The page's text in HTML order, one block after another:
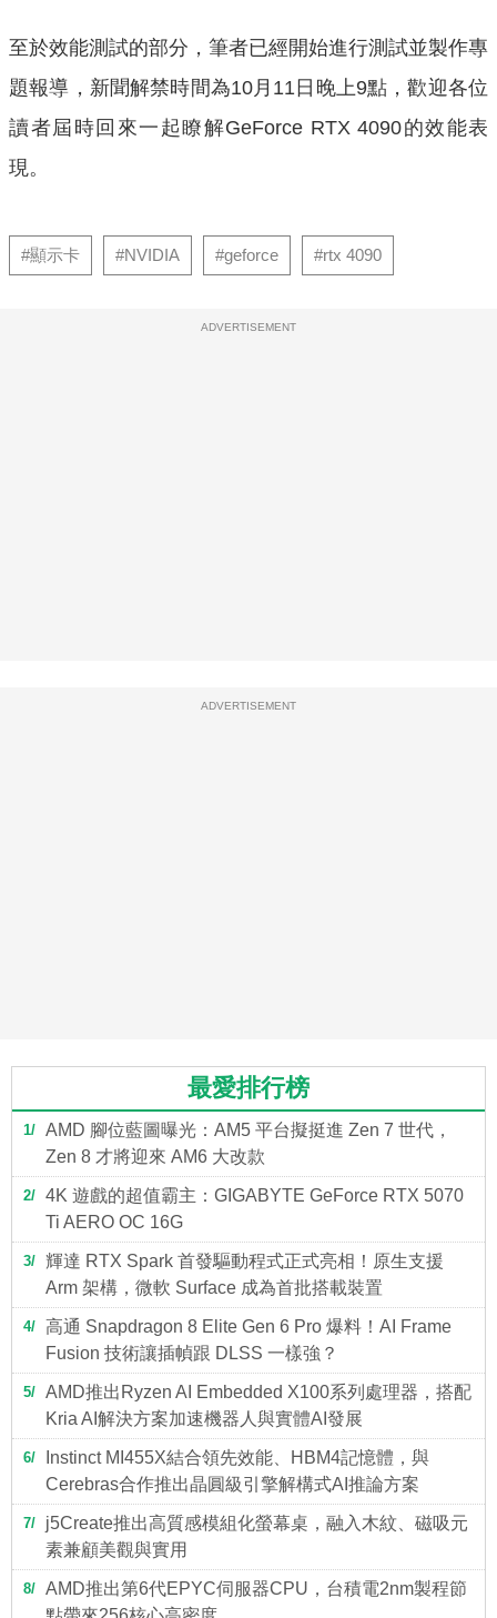
至於效能測試的部分，筆者已經開始進行測試並製作專
題報導，新聞解禁時間為10月11日晚上9點，歡迎各位
讀者屆時回來一起瞭解GeForce RTX 4090的效能表
現。
#顯示卡 #NVIDIA #geforce #rtx 4090
ADVERTISEMENT
ADVERTISEMENT
最愛排行榜
1
AMD 腳位藍圖曝光：AM5 平台擬挺進 Zen 7 世代，
Zen 8 才將迎來 AM6 大改款
2
4K 遊戲的超值霸主：GIGABYTE GeForce RTX 5070
Ti AERO OC 16G
3
輝達 RTX Spark 首發驅動程式正式亮相！原生支援
Arm 架構，微軟 Surface 成為首批搭載裝置
4
高通 Snapdragon 8 Elite Gen 6 Pro 爆料！AI Frame
Fusion 技術讓插幀跟 DLSS 一樣強？
5
AMD推出Ryzen AI Embedded X100系列處理器，搭配
Kria AI解決方案加速機器人與實體AI發展
6
Instinct MI455X結合領先效能、HBM4記憶體，與
Cerebras合作推出晶圓級引擎解構式AI推論方案
7
j5Create推出高質感模組化螢幕桌，融入木紋、磁吸元
素兼顧美觀與實用
8
AMD推出第6代EPYC伺服器CPU，台積電2nm製程節